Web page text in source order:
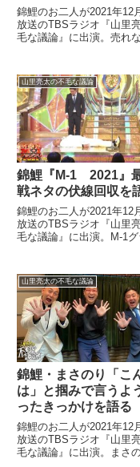
錦鯉のお二人が2021年12
放送のTBSラジオ『山里
毛な議論』に出演。売れな
した。
山里亮太の不毛な議論
錦鯉『M-1 2021』
戦ネタの伏線回収を
錦鯉のお二人が2021年12
放送のTBSラジオ『山里
毛な議論』に出演。M-1グ
太さんと話していました
山里亮太の不毛な議論
錦鯉・まさのり「こ
は」と掴みで言うよ
ったきっかけを語る
錦鯉のお二人が2021年12
放送のTBSラジオ『山里
毛な議論』に出演。まさの